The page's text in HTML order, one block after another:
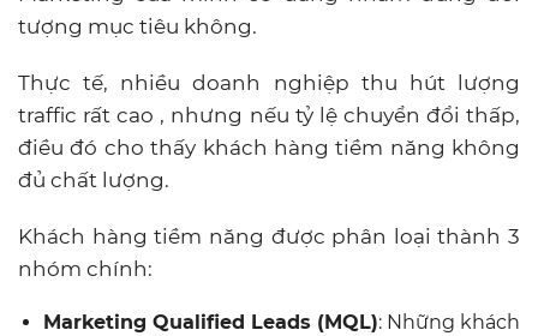
tượng mục tiêu không.
Thực tế, nhiều doanh nghiệp thu hút lượng
traffic rất cao , nhưng nếu tỷ lệ chuyển đổi thấp,
điều đó cho thấy khách hàng tiềm năng không
đủ chất lượng.
Khách hàng tiềm năng được phân loại thành 3
nhóm chính:
Marketing Qualified Leads (MQL): Những khách